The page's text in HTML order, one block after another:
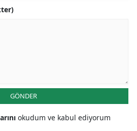
GÖNDER
okudum ve kabul ediyorum